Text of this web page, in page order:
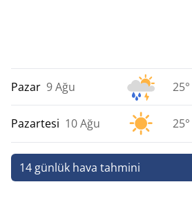
Pazar 9 Ağu 25°
Pazartesi 10 Ağu 25°
14 günlük hava tahmini